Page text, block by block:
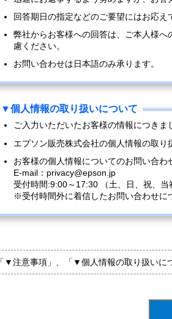
回答期日の指定などのご要望にはお応え
弊社からお客様への回答は、ご本人様
慮ください。
お問い合わせは日本語のみ承ります。
ご入力いただいたお客様の情報につきま
エプソン販売株式会社の個人情報の取り
お客様の個人情報についてのお問い合わ
E-mail：privacy@epson.jp
受付時間:9:00～17:30 （土、日、祝、当
※受付時間外に着信したお問い合わせに
「▼注意事項」、「▼個人情報の取り扱いに